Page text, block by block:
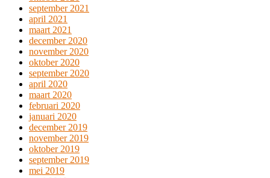
september 2021
april 2021
maart 2021
december 2020
november 2020
oktober 2020
september 2020
april 2020
maart 2020
februari 2020
januari 2020
december 2019
november 2019
oktober 2019
september 2019
mei 2019